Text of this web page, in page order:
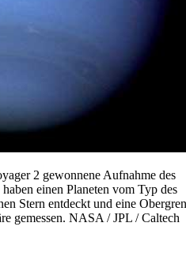
2 gewonnene Aufnahme des
einen Planeten vom Typ des
Stern entdeckt und eine
gemessen. NASA / JPL / Caltech